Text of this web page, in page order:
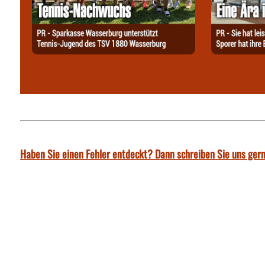
Haben Sie einen Fehler entdeckt? Dann schreiben Sie uns